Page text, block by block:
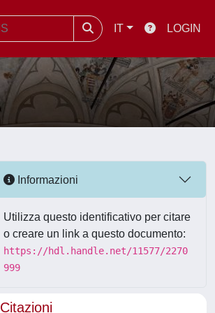
IT LOGIN
Informazioni
Utilizza questo identificativo per citare
o creare un link a questo documento:
https://hdl.handle.net/11577/2270
999
Citazioni